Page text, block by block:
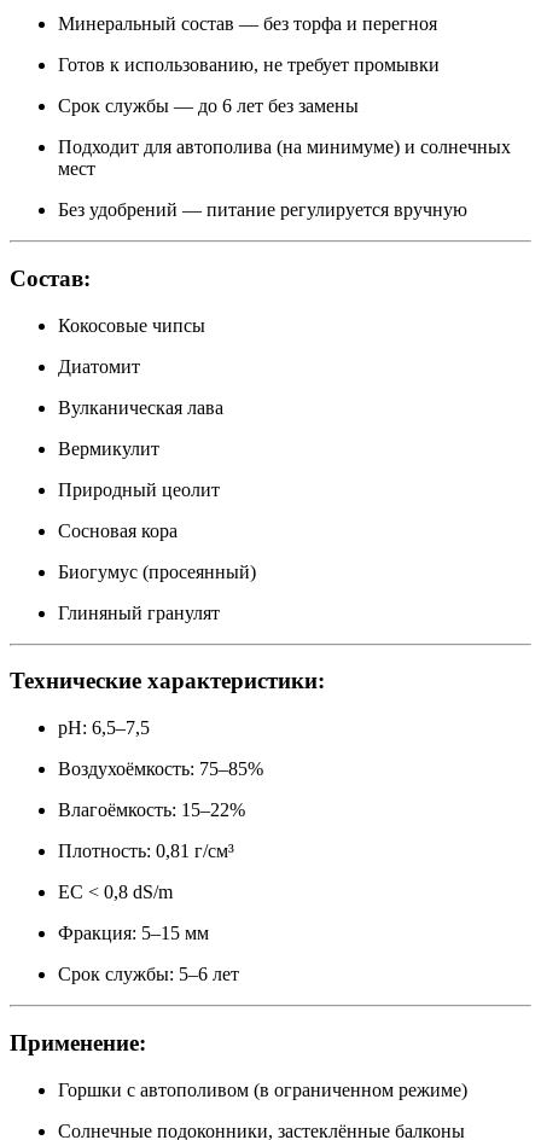
Минеральный состав — без торфа и перегноя
Готов к использованию, не требует промывки
Срок службы — до 6 лет без замены
Подходит для автополива (на минимуме) и солнечных
мест
Без удобрений — питание регулируется вручную
Состав:
Кокосовые чипсы
Диатомит
Вулканическая лава
Вермикулит
Природный цеолит
Сосновая кора
Биогумус (просеянный)
Глиняный гранулят
Технические характеристики:
pH: 6,5–7,5
Воздухоёмкость: 75–85%
Влагоёмкость: 15–22%
Плотность: 0,81 г/см³
EC < 0,8 dS/m
Фракция: 5–15 мм
Срок службы: 5–6 лет
Применение:
Горшки с автополивом (в ограниченном режиме)
Солнечные подоконники, застеклённые балконы